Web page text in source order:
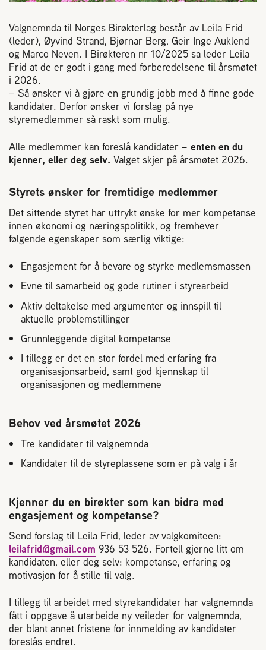
Nyheter
Kurs
Aktivitetskalender
Plassering av bigård
Sjekkliste for kjøp og salg av bier
Sykdom hos bier
Sukkeravgiftsrefusjon
Prosjekter
Norges Birøkterlags standpunkt
Min side (Rubic)
Dampsagveien 14
2004 Lillestrøm
post@norbi.no
Valgnemnda til Norges Birøkterlag består av Leila Frid
(leder), Øyvind Strand, Bjørnar Berg, Geir Inge Auklend
og Marco Neven. I Birøkteren nr 10/2025 sa leder Leila
Frid at de er godt i gang med forberedelsene til årsmøtet
i 2026.
– Så ønsker vi å gjøre en grundig jobb med å finne gode
kandidater. Derfor ønsker vi forslag på nye
styremedlemmer så raskt som mulig.
Alle medlemmer kan foreslå kandidater – enten en du
kjenner, eller deg selv. Valget skjer på årsmøtet 2026.
Styrets ønsker for fremtidige medlemmer
Det sittende styret har uttrykt ønske for mer kompetanse
innen økonomi og næringspolitikk, og fremhever
følgende egenskaper som særlig viktige:
Engasjement for å bevare og styrke medlemsmassen
Evne til samarbeid og gode rutiner i styrearbeid
Aktiv deltakelse med argumenter og innspill til
aktuelle problemstillinger
Grunnleggende digital kompetanse
I tillegg er det en stor fordel med erfaring fra
organisasjonsarbeid, samt god kjennskap til
organisasjonen og medlemmene
Behov ved årsmøtet 2026
Tre kandidater til valgnemnda
Kandidater til de styreplassene som er på valg i år
Kjenner du en birøkter som kan bidra med
engasjement og kompetanse?
Send forslag til Leila Frid, leder av valgkomiteen:
leilafrid@gmail.com 936 53 526. Fortell gjerne litt om
kandidaten, eller deg selv: kompetanse, erfaring og
motivasjon for å stille til valg.
I tillegg til arbeidet med styrekandidater har valgnemnda
fått i oppgave å utarbeide ny veileder for valgnemnda,
der blant annet fristene for innmelding av kandidater
foreslås endret.